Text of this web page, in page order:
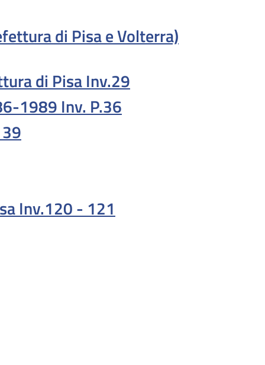
di Pisa e Volterra)
di Pisa Inv.29
1989 Inv. P.36
Inv.120 - 121